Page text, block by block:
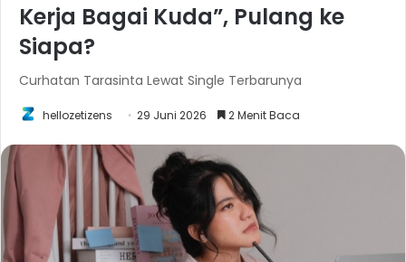
Kerja Bagai Kuda”, Pulang ke
Siapa?
Curhatan Tarasinta Lewat Single Terbarunya
hellozetizens 29 Juni 2026 2 Menit Baca